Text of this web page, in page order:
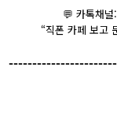
💬 카톡채널:
“직폰 카페 보고